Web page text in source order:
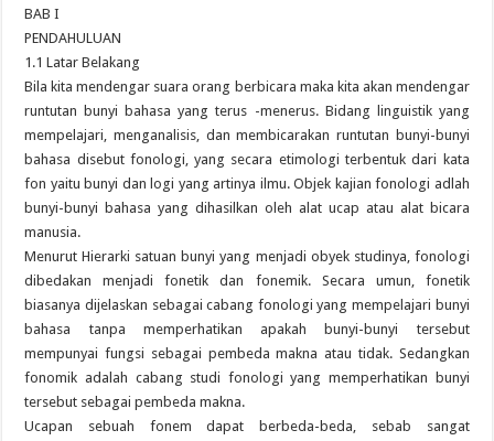
BAB I
PENDAHULUAN
1.1 Latar Belakang
Bila kita mendengar suara orang berbicara maka kita akan mendengar
runtutan bunyi bahasa yang terus -menerus. Bidang linguistik yang
mempelajari, menganalisis, dan membicarakan runtutan bunyi-bunyi
bahasa disebut fonologi, yang secara etimologi terbentuk dari kata
fon yaitu bunyi dan logi yang artinya ilmu. Objek kajian fonologi adlah
bunyi-bunyi bahasa yang dihasilkan oleh alat ucap atau alat bicara
manusia.
Menurut Hierarki satuan bunyi yang menjadi obyek studinya, fonologi
dibedakan menjadi fonetik dan fonemik. Secara umun, fonetik
biasanya dijelaskan sebagai cabang fonologi yang mempelajari bunyi
bahasa tanpa memperhatikan apakah bunyi-bunyi tersebut
mempunyai fungsi sebagai pembeda makna atau tidak. Sedangkan
fonomik adalah cabang studi fonologi yang memperhatikan bunyi
tersebut sebagai pembeda makna.
Ucapan sebuah fonem dapat berbeda-beda, sebab sangat